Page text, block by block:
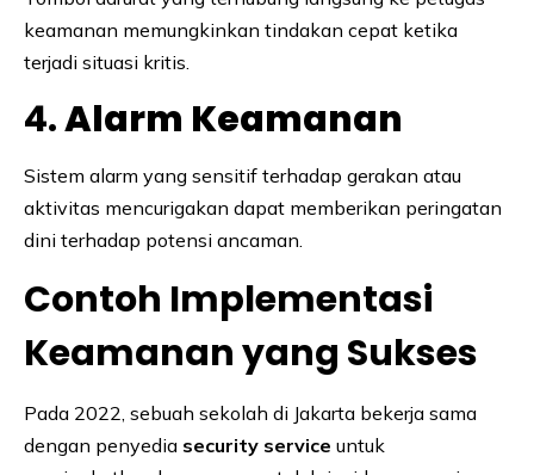
keamanan memungkinkan tindakan cepat ketika
terjadi situasi kritis.
4.Alarm Keamanan
Sistem alarm yang sensitif terhadap gerakan atau
aktivitas mencurigakan dapat memberikan peringatan
dini terhadap potensi ancaman.
Contoh Implementasi
Keamanan yang Sukses
Pada 2022, sebuah sekolah di Jakarta bekerja sama
dengan penyedia security service untuk